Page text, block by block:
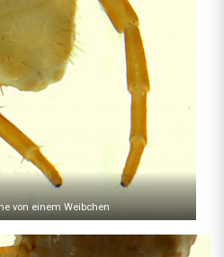
von einem Weibchen